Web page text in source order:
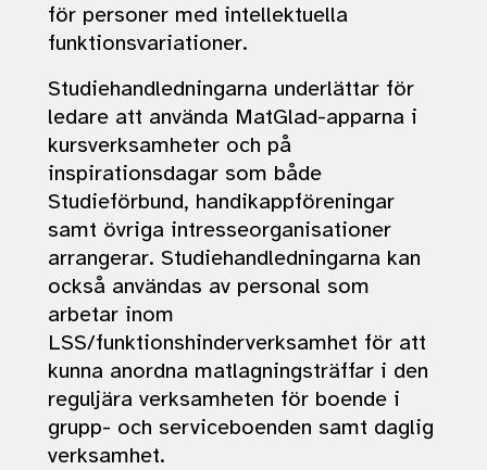
för personer med intellektuella
funktionsvariationer.
Studiehandledningarna underlättar för
ledare att använda MatGlad-apparna i
kursverksamheter och på
inspirationsdagar som både
Studieförbund, handikappföreningar
samt övriga intresseorganisationer
arrangerar. Studiehandledningarna kan
också användas av personal som
arbetar inom
LSS/funktionshinderverksamhet för att
kunna anordna matlagningsträffar i den
reguljära verksamheten för boende i
grupp- och serviceboenden samt daglig
verksamhet.